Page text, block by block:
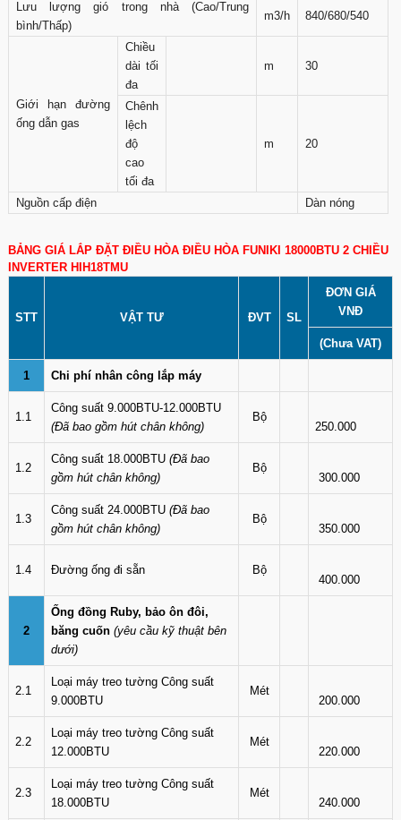
Lưu lượng gió trong nhà (Cao/Trung
bình/Thấp)
m3/h 840/680/540
Giới hạn đường
ống dẫn gas
Chiều
dài tối
đa
m 30
Chênh
lệch
độ
cao
tối đa
m 20
Nguồn cấp điện Dàn nóng
BẢNG GIÁ LẮP ĐẶT ĐIỀU HÒA ĐIỀU HÒA FUNIKI 18000BTU 2 CHIỀU
INVERTER HIH18TMU
STT VẬT TƯ ĐVT SL
ĐƠN GIÁ
VNĐ
(Chưa VAT)
1 Chi phí nhân công lắp máy
1.1
Công suất 9.000BTU-12.000BTU
(Đã bao gồm hút chân không)
Bộ
250.000
1.2
Công suất 18.000BTU (Đã bao
gồm hút chân không)
Bộ
300.000
1.3
Công suất 24.000BTU (Đã bao
gồm hút chân không)
Bộ
350.000
1.4 Đường ống đi sẵn Bộ
400.000
2
Ống đồng Ruby, bảo ôn đôi,
băng cuốn (yêu cầu kỹ thuật bên
dưới)
2.1
Loại máy treo tường Công suất
9.000BTU
Mét
200.000
2.2
Loại máy treo tường Công suất
12.000BTU
Mét
220.000
2.3
Loại máy treo tường Công suất
18.000BTU
Mét
240.000